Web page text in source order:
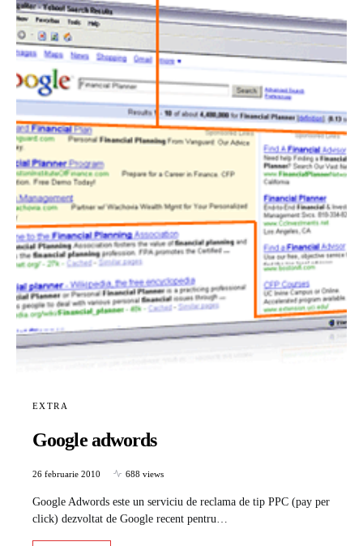
EXTRA
Google adwords
26 februarie 2010 688 views
Google Adwords este un serviciu de reclama de tip PPC (pay per
click) dezvoltat de Google recent pentru…